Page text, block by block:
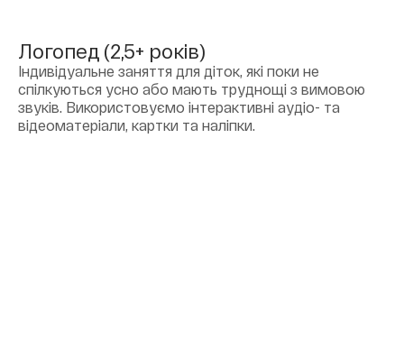
Логопед (2,5+ років)
Індивідуальне заняття для діток, які поки не
спілкуються усно або мають труднощі з вимовою
звуків. Використовуємо інтерактивні аудіо- та
відеоматеріали, картки та наліпки.